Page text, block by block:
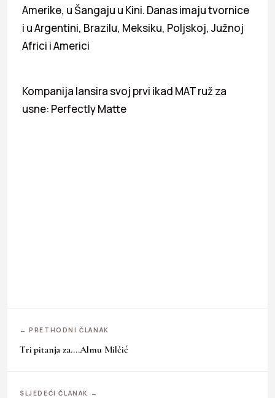
Amerike, u Šangaju u Kini. Danas imaju tvornice
i u Argentini, Brazilu, Meksiku, Poljskoj, Južnoj
Africi i Americi
Kompanija lansira svoj prvi ikad MAT ruž za
usne: Perfectly Matte
← PRETHODNI ČLANAK
Tri pitanja za….Almu Milčić
SLJEDEĆI ČLANAK →